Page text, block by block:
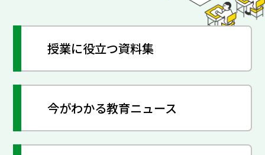
授業に役立つ資料集
今がわかる教育ニュース